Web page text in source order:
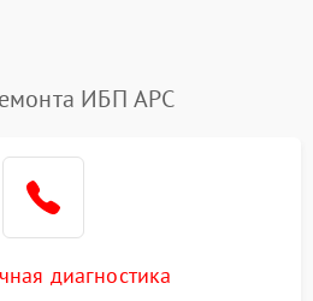
ИБП APC
диагностика